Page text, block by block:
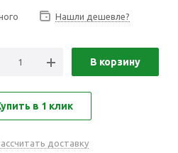
Нашли дешевле?
В корзину
в 1 клик
доставку